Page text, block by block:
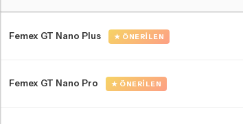
Femex GT Nano Plus ★ ÖNERILEN
Femex GT Nano Pro ★ ÖNERILEN